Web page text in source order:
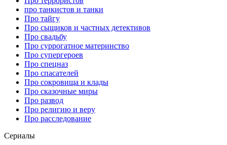
про танкистов и танки
Про тайгу
Про сыщиков и частных детективов
Про свадьбу
Про суррогатное материнство
Про супергероев
Про спецназ
Про спасателей
Про сокровища и клады
Про сказочные миры
Про развод
Про религию и веру
Про расследование
Се­риа­лы